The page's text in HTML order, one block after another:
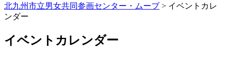
北九州市立男女共同参画センター・ムーブ > イベントカレ
ンダー
イベントカレンダー